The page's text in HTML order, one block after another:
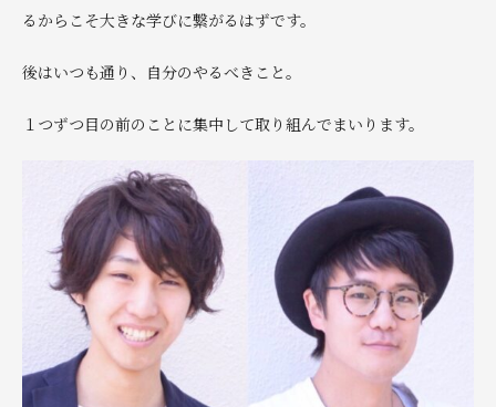
るからこそ大きな学びに繋がるはずです。
後はいつも通り、自分のやるべきこと。
１つずつ目の前のことに集中して取り組んでまいります。